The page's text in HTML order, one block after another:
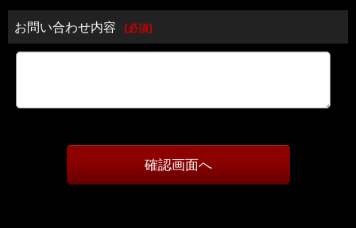
お問い合わせ内容 [必須]
確認画面へ